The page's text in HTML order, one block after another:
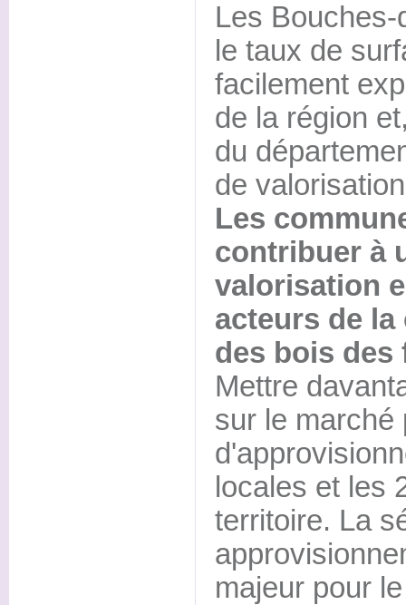
Les
le taux de
facilement
de la région
du
de
Les
contribuer à
valorisation
acteurs de
des bois des
Mettre
sur le marché
locales et les
territoire. La
majeur pour